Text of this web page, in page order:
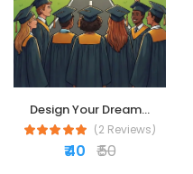
Design Your Dream...
(2 Reviews)
₹ 40 ₹ 50